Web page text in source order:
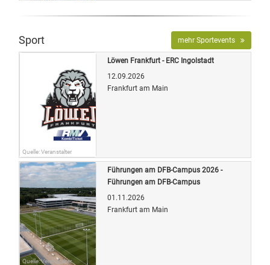
Sport mehr Sportevents
Quelle: Veranstalter
Löwen Frankfurt - ERC Ingolstadt
12.09.2026
Frankfurt am Main
Quelle: Veranstalter
Führungen am DFB-Campus 2026 -
Führungen am DFB-Campus
01.11.2026
Frankfurt am Main